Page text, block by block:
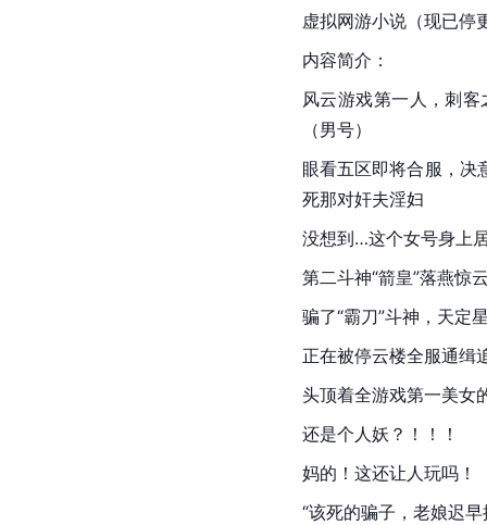
虚拟网游小说（现已停
内容简介：
风云游戏第一人，刺
（男号）
眼看五区即将合服，决
死那对奸夫淫妇
没想到…这个女号身上
第二斗神“箭皇”落燕惊
骗了“霸刀”斗神，天定
正在被停云楼全服通缉
头顶着全游戏第一美女
还是个人妖？！！！
妈的！这还让人玩吗！
“该死的骗子，老娘迟